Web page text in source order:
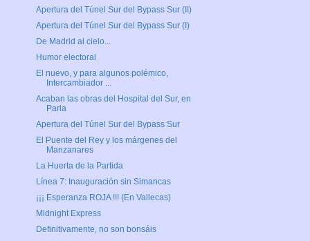
Apertura del Túnel Sur del Bypass Sur (II)
Apertura del Túnel Sur del Bypass Sur (I)
De Madrid al cielo...
Humor electoral
El nuevo, y para algunos polémico,
Intercambiador ...
Acaban las obras del Hospital del Sur, en
Parla
Apertura del Túnel Sur del Bypass Sur
El Puente del Rey y los márgenes del
Manzanares
La Huerta de la Partida
Línea 7: Inauguración sin Simancas
¡¡¡ Esperanza ROJA !!! (En Vallecas)
Midnight Express
Definitivamente, no son bonsáis